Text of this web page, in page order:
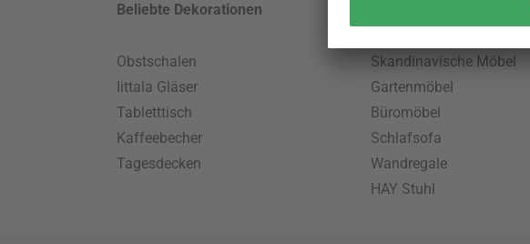
Beliebte Dekorationen
Obstschalen
Iittala Gläser
Tabletttisch
Kaffeebecher
Tagesdecken
Skandinavische Möbel
Gartenmöbel
Büromöbel
Schlafsofa
Wandregale
HAY Stuhl